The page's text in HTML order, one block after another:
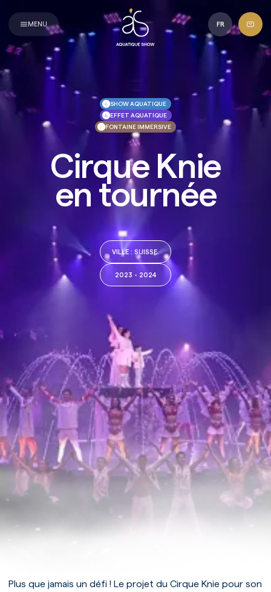
MENU
Aquatique
FR
SHOW AQUATIQUE
EFFET AQUATIQUE
FONTAINE IMMERSIVE
Cirque Knie
en tournée
VILLE : SUISSE.
2023 - 2024
Plus que jamais un défi ! Le projet du Cirque Knie pour son